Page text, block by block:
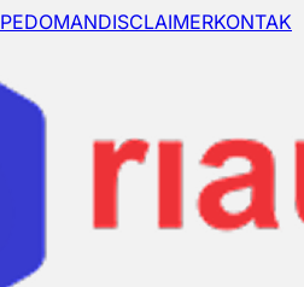
PEDOMANDISCLAIMERKONTAK